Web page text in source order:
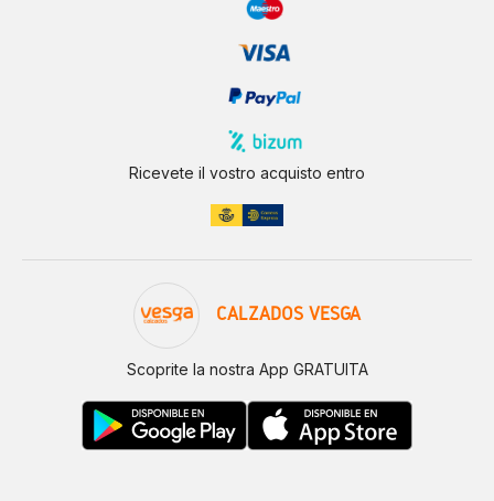
Ricevete il vostro acquisto entro
CALZADOS VESGA
Scoprite la nostra App GRATUITA